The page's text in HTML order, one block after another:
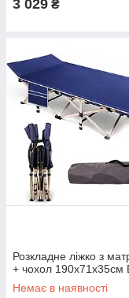
3 029 ₴
Розкладне ліжко з
+ чохол 190x71x35см
Немає в наявності